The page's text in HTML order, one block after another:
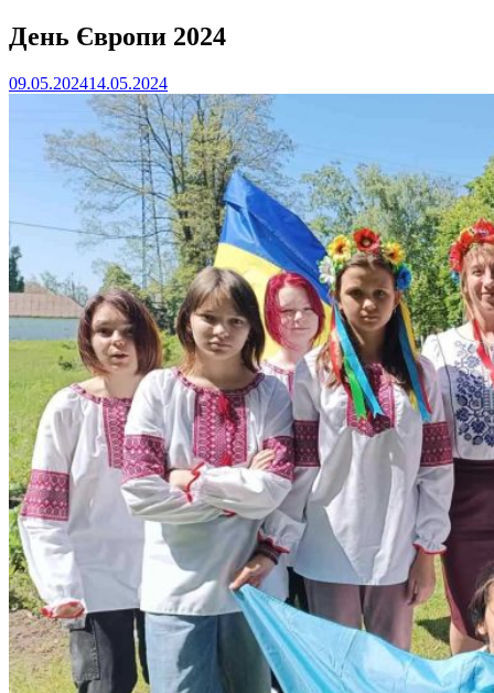
День Європи 2024
09.05.202414.05.2024